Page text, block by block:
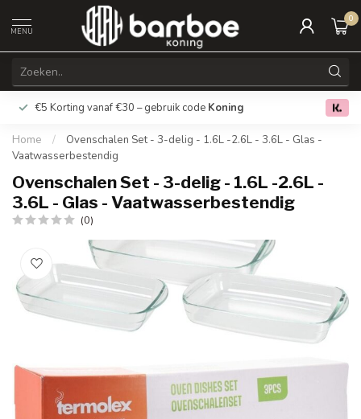
MENU
0
€5 Korting vanaf €30 – gebruik code Koning Gratis
Home /
Ovenschalen Set - 3-delig - 1.6L -2.6L - 3.6L - Glas -
Vaatwasserbestendig
Ovenschalen Set - 3-delig - 1.6L -2.6L -
3.6L - Glas - Vaatwasserbestendig
(0)